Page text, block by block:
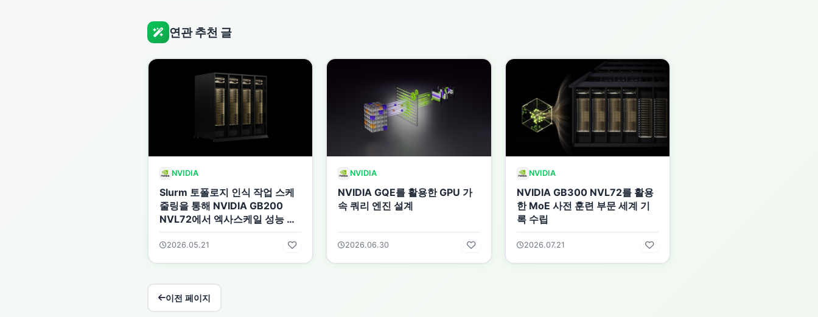
연관 추천 글
NVIDIA
Slurm 토폴로지 인식 작업 스케
줄링을 통해 NVIDIA GB200
NVL72에서 엑사스케일 성능 구
현
2026.05.21
NVIDIA
NVIDIA GQE를 활용한 GPU 가
속 쿼리 엔진 설계
2026.06.30
NVIDIA
NVIDIA GB300 NVL72를 활용
한 MoE 사전 훈련 부문 세계 기
록 수립
2026.07.21
이전 페이지